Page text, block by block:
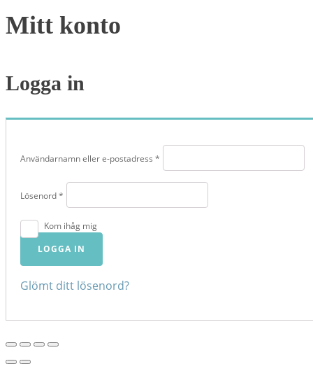
Mitt konto
Logga in
Användarnamn eller e-postadress *
Obligatoriskt
Lösenord*
Obligatoriskt
Kom ihåg mig
LOGGA IN
Glömt ditt lösenord?